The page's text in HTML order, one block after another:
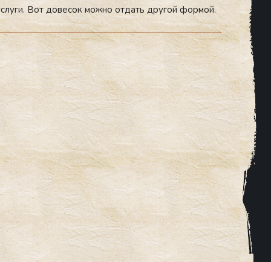
Вот до­весок мож­но от­дать дру­гой фор­мой.